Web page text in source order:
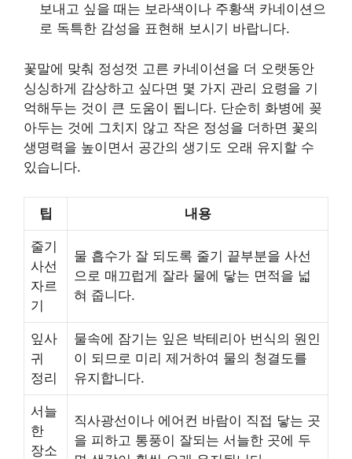
보내고 싶을 때는 보라색이나 주황색 카네이션으
로 독특한 감성을 표현해 보시기 바랍니다.
꽃말에 맞춰 정성껏 고른 카네이션을 더 오랫동안
싱싱하게 감상하고 싶다면 몇 가지 관리 요령을 기
억해두는 것이 큰 도움이 됩니다. 단순히 화병에 꽂
아두는 것에 그치지 않고 작은 정성을 더하면 꽃의
생명력을 높이면서 공간의 생기도 오래 유지할 수
있습니다.
팁 내용
줄기
사선
자르
기
물 흡수가 잘 되도록 줄기 끝부분을 사선
으로 매끄럽게 잘라 물에 닿는 면적을 넓
혀 줍니다.
잎사
귀
정리
물속에 잠기는 잎은 박테리아 번식의 원인
이 되므로 미리 제거하여 물의 청결도를
유지합니다.
서늘
한
장소
직사광선이나 에어컨 바람이 직접 닿는 곳
을 피하고 통풍이 잘되는 서늘한 곳에 두